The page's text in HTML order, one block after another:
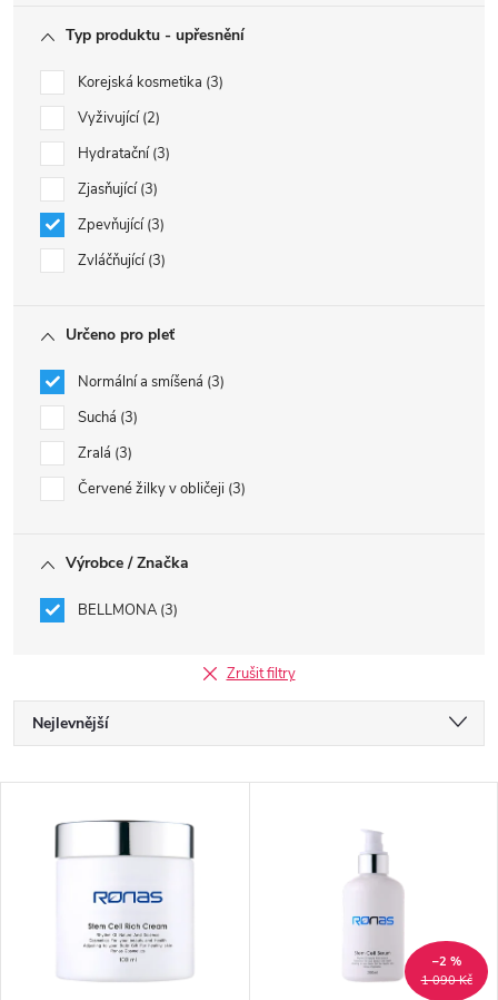
Typ produktu - upřesnění
Korejská kosmetika 3
Vyživující 2
Hydratační 3
Zjasňující 3
Zpevňující 3
Zvláčňující 3
Určeno pro pleť
Normální a smíšená 3
Suchá 3
Zralá 3
Červené žilky v obličeji 3
Výrobce / Značka
BELLMONA 3
Zrušit filtry
Ř
a
Nejlevnější
Abecedně
1 090 Kč
–2 %